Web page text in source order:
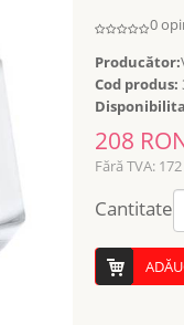
0
Producător:
Cod produs:
208
Fără TVA:
Cantitate